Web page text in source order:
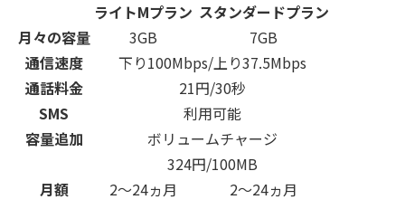
ライトMプラン スタンダードプラン
月々の容量
3GB
7GB
通信速度
下り100Mbps/上り37.5Mbps
通話料金
21円/30秒
SMS
利用可能
容量追加
ボリュームチャージ
324円/100MB
月額
2～24ヵ月
2～24ヵ月